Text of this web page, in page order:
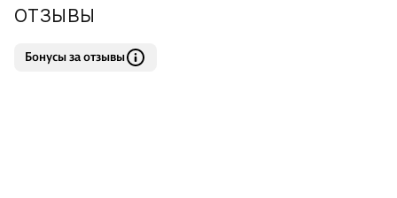
ОТЗЫВЫ
Бонусы за отзывы